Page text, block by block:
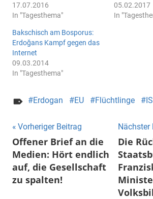
17.07.2016
In "Tagesthema"
05.02.2017
In
Bakschisch am Bosporus:
Erdoğans Kampf gegen das
Internet
09.03.2014
In "Tagesthema"
Erdogan EU Flüchtlinge IS
Beitragsnavigation
Vorheriger Beitrag
Offener Brief an die
Medien: Hört endlich
auf, die Gesellschaft
zu spalten!
Nächster
Die